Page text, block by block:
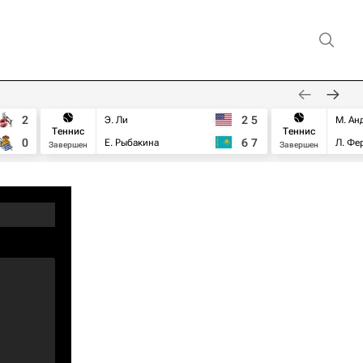
2
0
Теннис
Завершен
Э. Ли
Е. Рыбакина
2 5
6 7
Теннис
Завершен
М.
Л.